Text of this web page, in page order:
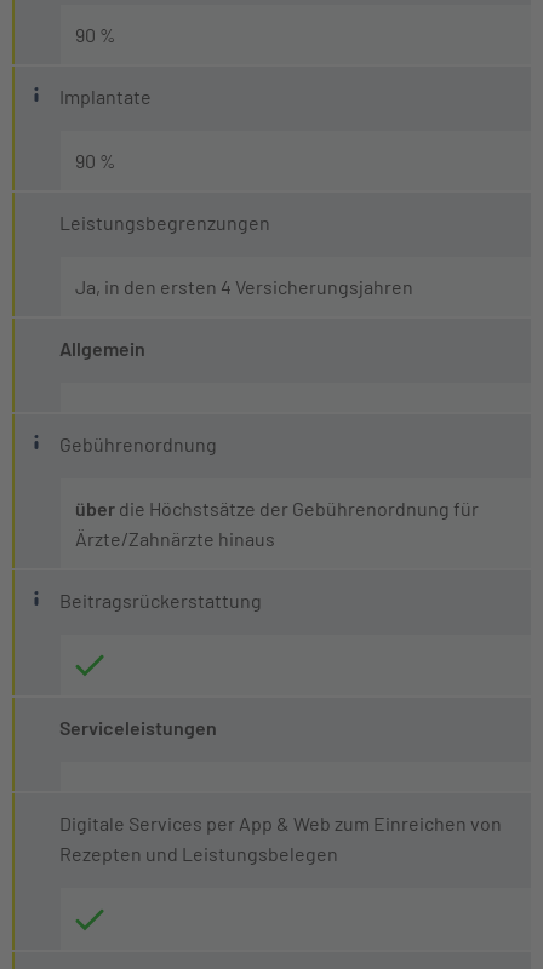
90 %
Was ist ein Implantat?
Implantate
90 %
Leistungsbegrenzungen
Ja, in den ersten 4 Versicherungsjahren
Allgemein
Was ist die Gebührenordnung für Ärzte und
Gebührenordnung
überdie Höchstsätze der Gebührenordnung für
Ärzte/Zahnärzte hinaus
Was ist eine Beitragsrückerstattung?
Beitragsrückerstattung
Serviceleistungen
Digitale Services per App & Web zum Einreichen von
Rezepten und Leistungsbelegen